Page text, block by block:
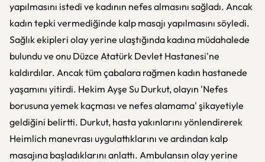
yapılmasını istedi ve kadının nefes almasını sağladı. Ancak
kadın tepki vermediğinde kalp masajı yapılmasını söyledi.
Sağlık ekipleri olay yerine ulaştığında kadına müdahalede
bulundu ve onu Düzce Atatürk Devlet Hastanesi'ne
kaldırdılar. Ancak tüm çabalara rağmen kadın hastanede
yaşamını yitirdi. Hekim Ayşe Su Durkut, olayın 'Nefes
borusuna yemek kaçması ve nefes alamama' şikayetiyle
geldiğini belirtti. Durkut, hasta yakınlarını yönlendirerek
Heimlich manevrası uygulattıklarını ve ardından kalp
masajına başladıklarını anlattı. Ambulansın olay yerine